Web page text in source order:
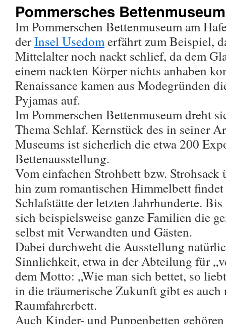
Pommersches Bettenmuseum
Im Pommerschen Bettenmuseum am
derInsel Usedomerfährt zum Beispiel,
Mittelalter noch nackt schlief, da dem
einem nackten Körper nichts anhaben
Renaissance kamen aus Modegründen
Pyjamas auf.
Im Pommerschen Bettenmuseum dreht
Thema Schlaf. Kernstück des in seiner
Museums ist sicherlich die etwa 200
Bettenausstellung.
Vom einfachen Strohbett bzw. Strohsack
hin zum romantischen Himmelbett findet
Schlafstätte der letzten Jahrhunderte.
sich beispielsweise ganze Familien die
selbst mit Verwandten und Gästen.
Dabei durchweht die Ausstellung
Sinnlichkeit, etwa in der Abteilung für
dem Motto: „Wie man sich bettet, so
in die träumerische Zukunft gibt es auch
Raumfahrerbett.
Auch Kinder- und Puppenbetten